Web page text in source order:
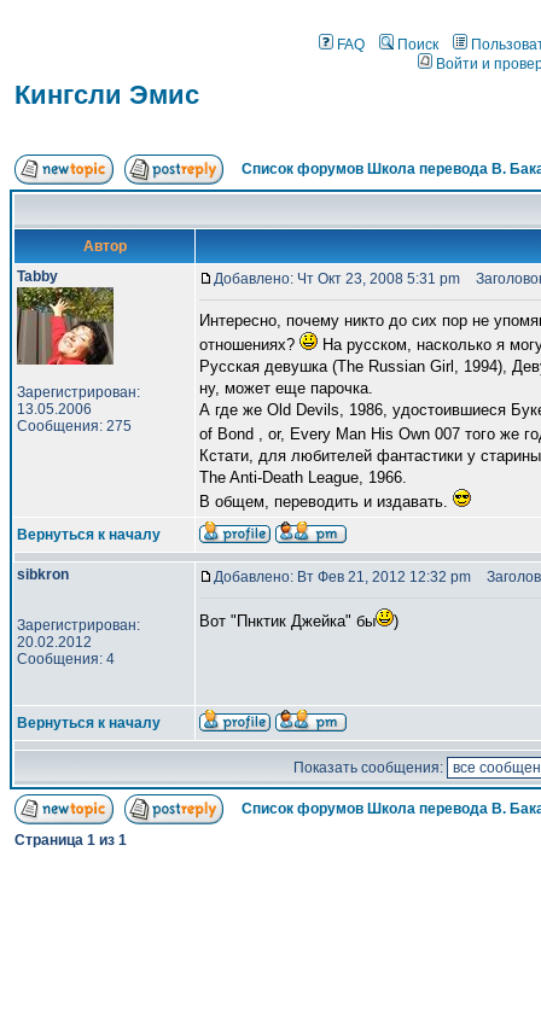
FAQ Поиск
Войти и
Кингсли Эмис
Список форумов Школа перевода В.
Автор
Tabby
Зарегистрирован:
13.05.2006
Сообщения: 275
Добавлено: Чт Окт 23, 2008 5:31 pm
Интересно, почему никто до сих пор не
отношениях?
На русском, насколько я
Русская девушка (The Russian Girl, 1994),
ну, может еще парочка.
А где же Old Devils, 1986, удостоившиеся
of Bond , or, Every Man His Own 007 того же
Кстати, для любителей фантастики у
The Anti-Death League, 1966.
В общем, переводить и издавать.
Вернуться к началу
sibkron
Зарегистрирован:
20.02.2012
Сообщения: 4
Добавлено: Вт Фев 21, 2012 12:32 pm
Вот "Пнктик Джейка" бы )
Вернуться к началу
Показать сообщения:
Список форумов Школа перевода В.
Страница 1 из 1